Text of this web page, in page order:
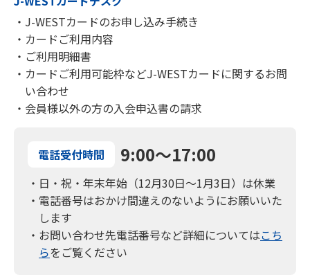
期間のご利用金額を集計いたします。
ポイント付与までの間に、「『エクスプレス』⇔『ベー
シック』の切替」、「『J-WESTカード』⇔『OSAKA
STATION CITY J-WESTカード』のスイッチ」をご利用
いただいた場合、原則切替前のご利用金額は対象外とな
ります。
ご利用対象期間のご利用金額の集計時までにご利用にな
場合は、対象期間中のご利用であっても対象となりませ
んので、あらかじめご了承ください。
対象期間中のご利用分のお支払方法について、ボーナス
一括払いの場合、集計の対象外となります。
2回払いをご入会月から3ヶ月目でご利用の場合、2回目
のご請求分（ご利用額の半額）は集計の対象外となりま
す。
・J-WESTカードのお申し込み手続き
・カードご利用内容
・ご利用明細書
・カードご利用可能枠などJ-WESTカードに関するお問
い合わせ
・会員様以外の方の入会申込書の請求
電話受付時間 9:00～17:00
・日・祝・年末年始（12月30日～1月3日）は休業
・電話番号はおかけ間違えのないようにお願いいた
します
・お問い合わせ先電話番号など詳細についてはこち
らをご覧ください